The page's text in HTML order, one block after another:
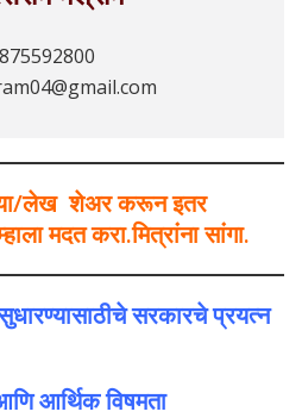
लेख शेअर करून इतर
मदत करा.मित्रांना सांगा.
सरकारचे प्रयत्न
आर्थिक विषमता